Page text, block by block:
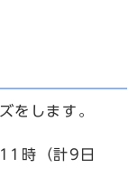
をします。
時（計9日